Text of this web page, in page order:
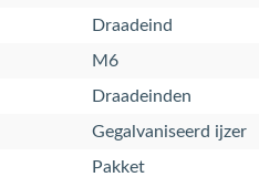
Draadeind
M6
Draadeinden
Gegalvaniseerd ijzer
Pakket